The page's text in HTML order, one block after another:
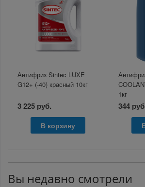
Антифриз Sintec LUXE
G12+ (-40) красный 10кг
3 225 руб.
В корзину
1кг
344
Вы недавно смотрели